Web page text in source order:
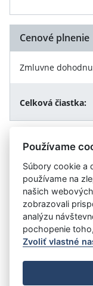
Cenové plnenie
Zmluvne
Celková čiastka:
Vystavil:
Úrad vlády SR
-
Prehlásenie o
Používame
Súbory cookie a
používame na
našich
zobrazovali
analýzu
pochopenie
Zvoliť vlastné